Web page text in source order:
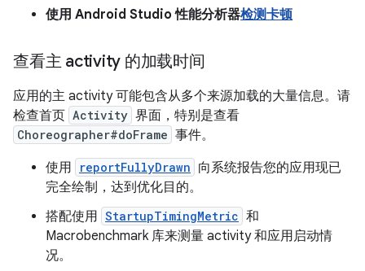
使用 Android Studio 性能分析器检测卡顿
查看主 activity 的加载时间
应用的主 activity 可能包含从多个来源加载的大量信息。请
检查首页 Activity 界面，特别是查看
Choreographer#doFrame 事件。
使用
reportFullyDrawn 向系统报告您的应用现已
完全绘制，达到优化目的。
搭配使用 StartupTimingMetric 和
Macrobenchmark 库来测量 activity 和应用启动情
况。